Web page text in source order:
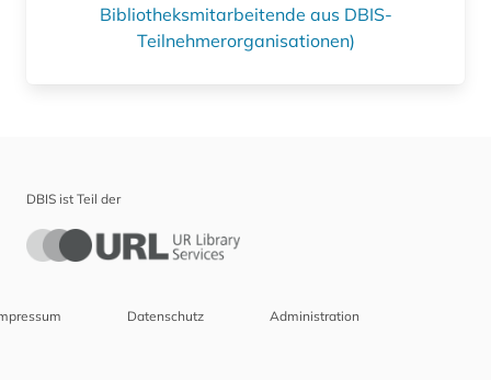
Bibliotheksmitarbeitende aus DBIS-
Teilnehmerorganisationen)
DBIS ist Teil der
Datenschutz Administration